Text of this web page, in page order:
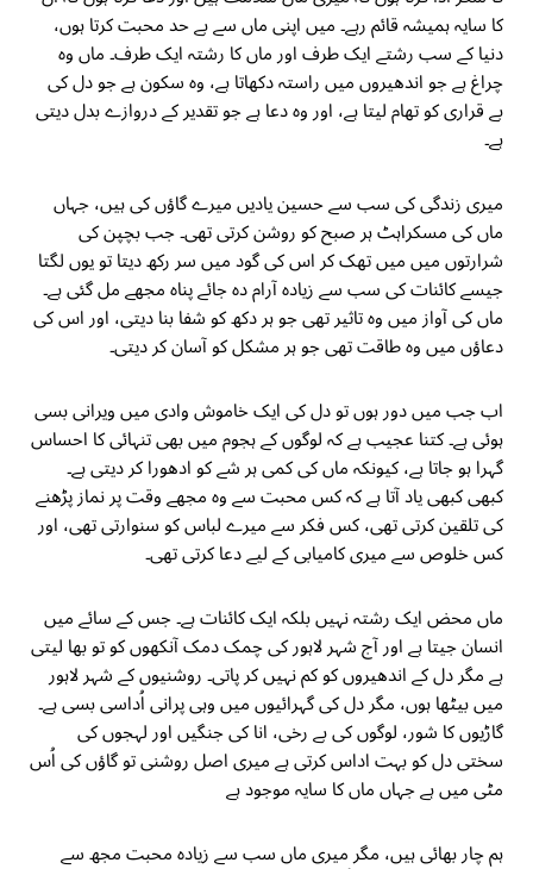
کا سایہ ہمیشہ قائم رہے۔ میں اپنی ماں سے بے حد محبت کرتا ہوں،
دنیا کے سب رشتے ایک طرف اور ماں کا رشتہ ایک طرف۔ ماں وہ
چراغ ہے جو اندھیروں میں راستہ دکھاتا ہے، وہ سکون ہے جو دل کی
بے قراری کو تھام لیتا ہے، اور وہ دعا ہے جو تقدیر کے دروازے بدل دیتی
ہے۔
میری زندگی کی سب سے حسین یادیں میرے گاؤں کی ہیں، جہاں
ماں کی مسکراہٹ ہر صبح کو روشن کرتی تھی۔ جب بچپن کی
شرارتوں میں میں تھک کر اس کی گود میں سر رکھ دیتا تو یوں لگتا
جیسے کائنات کی سب سے زیادہ آرام دہ جائے پناہ مجھے مل گئی ہے۔
ماں کی آواز میں وہ تاثیر تھی جو ہر دکھ کو شفا بنا دیتی، اور اس کی
دعاؤں میں وہ طاقت تھی جو ہر مشکل کو آسان کر دیتی۔
اب جب میں دور ہوں تو دل کی ایک خاموش وادی میں ویرانی بسی
ہوئی ہے۔ کتنا عجیب ہے کہ لوگوں کے ہجوم میں بھی تنہائی کا احساس
گہرا ہو جاتا ہے، کیونکہ ماں کی کمی ہر شے کو ادھورا کر دیتی ہے۔
کبھی کبھی یاد آتا ہے کہ کس محبت سے وہ مجھے وقت پر نماز پڑھنے
کی تلقین کرتی تھی، کس فکر سے میرے لباس کو سنوارتی تھی، اور
کس خلوص سے میری کامیابی کے لیے دعا کرتی تھی۔
ماں محض ایک رشتہ نہیں بلکہ ایک کائنات ہے۔ جس کے سائے میں
انسان جیتا ہے اور آج شہر لاہور کی چمک دمک آنکھوں کو تو بھا لیتی
ہے مگر دل کے اندھیروں کو کم نہیں کر پاتی۔ روشنیوں کے شہر لاہور
میں بیٹھا ہوں، مگر دل کی گہرائیوں میں وہی پرانی اُداسی بسی ہے۔
گاڑیوں کا شور، لوگوں کی بے رخی، انا کی جنگیں اور لہجوں کی
سختی دل کو بہت اداس کرتی ہے میری اصل روشنی تو گاؤں کی اُس
مٹی میں ہے جہاں ماں کا سایہ موجود ہے
ہم چار بھائی ہیں، مگر میری ماں سب سے زیادہ محبت مجھ سے